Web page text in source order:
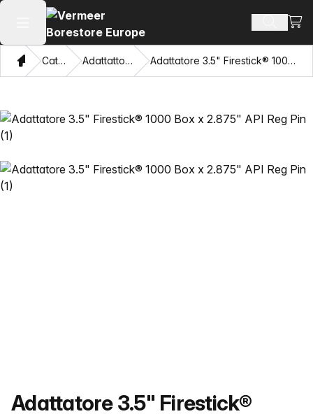
Apri il menu principale Cerca
Home page
Catalogo Adattattori e tiratubi Adattatore 3.5" Firestick® 1000 Box x 2.875" API Reg Pin
Nome del prodotto
Adattatore 3.5" Firestick®